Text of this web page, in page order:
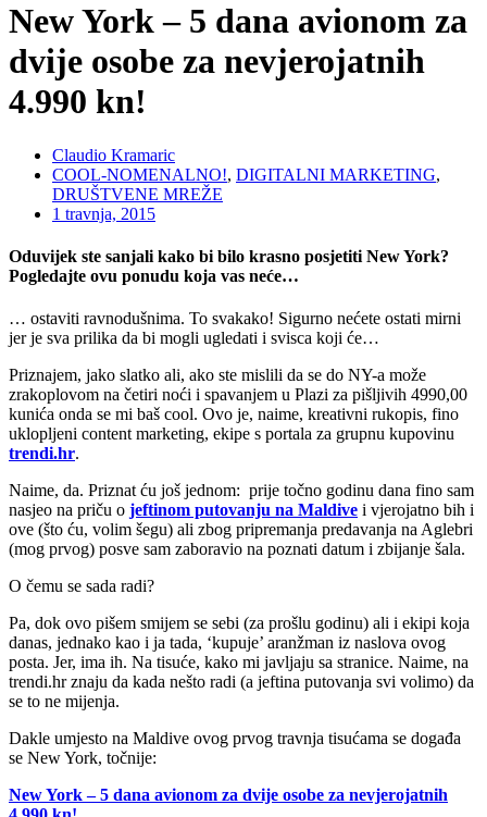
New York – 5 dana avionom za
dvije osobe za nevjerojatnih
4.990 kn!
Claudio Kramaric
COOL-NOMENALNO!, DIGITALNI MARKETING,
DRUŠTVENE MREŽE
1 travnja, 2015
Oduvijek ste sanjali kako bi bilo krasno posjetiti New York?
Pogledajte ovu ponudu koja vas neće…
… ostaviti ravnodušnima. To svakako! Sigurno nećete ostati mirni
jer je sva prilika da bi mogli ugledati i svisca koji će…
Priznajem, jako slatko ali, ako ste mislili da se do NY-a može
zrakoplovom na četiri noći i spavanjem u Plazi za pišljivih 4990,00
kunića onda se mi baš cool. Ovo je, naime, kreativni rukopis, fino
uklopljeni content marketing, ekipe s portala za grupnu kupovinu
trendi.hr.
Naime, da. Priznat ću još jednom: prije točno godinu dana fino sam
nasjeo na priču o jeftinom putovanju na Maldive i vjerojatno bih i
ove (što ću, volim šegu) ali zbog pripremanja predavanja na Aglebri
(mog prvog) posve sam zaboravio na poznati datum i zbijanje šala.
O čemu se sada radi?
Pa, dok ovo pišem smijem se sebi (za prošlu godinu) ali i ekipi koja
danas, jednako kao i ja tada, ‘kupuje’ aranžman iz naslova ovog
posta. Jer, ima ih. Na tisuće, kako mi javljaju sa stranice. Naime, na
trendi.hr znaju da kada nešto radi (a jeftina putovanja svi volimo) da
se to ne mijenja.
Dakle umjesto na Maldive ovog prvog travnja tisućama se događa
se New York, točnije:
New York – 5 dana avionom za dvije osobe za nevjerojatnih